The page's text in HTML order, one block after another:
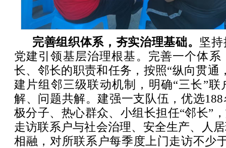
完善组织体系，夯实治理基础。 坚
党建引领基层治理根基。完善一个体系
长、邻长的职责和任务，按照“纵向贯通
建片组邻三级联动机制，明确“三长”
解、问题共解。建强一支队伍，优选
极分子、热心群众、小组长担任“邻长”
走访联系户与社会治理、安全生产、人
相融，对所联系户每季度上门走访不少